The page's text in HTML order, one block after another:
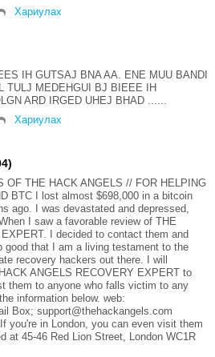
Хариулах
IH GUTSAJ BNA AA. ENE MUU BANDI
TULJ MEDEHGUI BJ BIEEE IH
ARD IRGED UHEJ BHAD ......
Хариулах
OF THE HACK ANGELS // FOR HELPING
BTC I lost almost $698,000 in a bitcoin
ago. I was devastated and depressed,
I saw a favorable review of THE
I decided to contact them and
that I am a living testament to the
recovery hackers out there. I will
ANGELS RECOVERY EXPERT to
them to anyone who falls victim to any
information below. web:
Box; support@thehackangels.com
you're in London, you can even visit them
at 45-46 Red Lion Street, London WC1R